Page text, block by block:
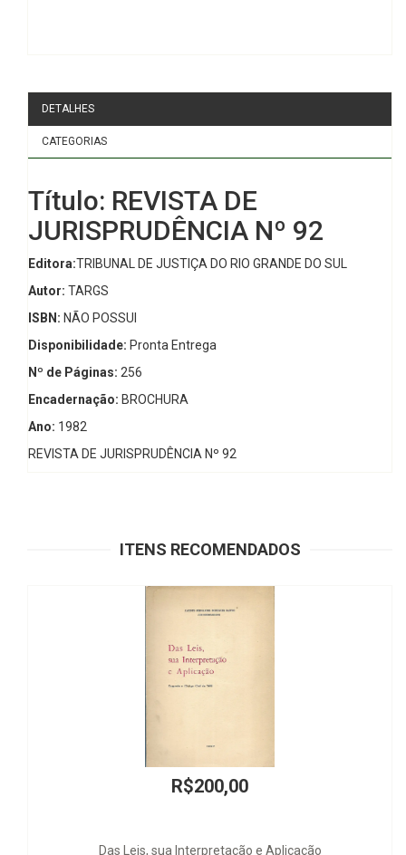
DETALHES
CATEGORIAS
Título: REVISTA DE
JURISPRUDÊNCIA Nº 92
Editora:TRIBUNAL DE JUSTIÇA DO RIO GRANDE DO SUL
Autor: TARGS
ISBN: NÃO POSSUI
Disponibilidade: Pronta Entrega
Nº de Páginas: 256
Encadernação: BROCHURA
Ano: 1982
REVISTA DE JURISPRUDÊNCIA Nº 92
ITENS RECOMENDADOS
Leis, sua Interpretação e Aplicação Comentários